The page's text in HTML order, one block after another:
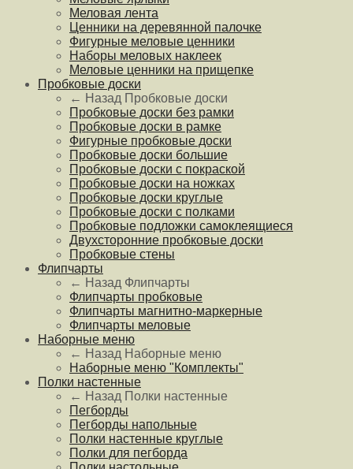
Меловая лента
Ценники на деревянной палочке
Фигурные меловые ценники
Наборы меловых наклеек
Меловые ценники на прищепке
Пробковые доски
← Назад Пробковые доски
Пробковые доски без рамки
Пробковые доски в рамке
Фигурные пробковые доски
Пробковые доски большие
Пробковые доски с покраской
Пробковые доски на ножках
Пробковые доски круглые
Пробковые доски с полками
Пробковые подложки самоклеящиеся
Двухсторонние пробковые доски
Пробковые стены
Флипчарты
← Назад Флипчарты
Флипчарты пробковые
Флипчарты магнитно-маркерные
Флипчарты меловые
Наборные меню
← Назад Наборные меню
Наборные меню "Комплекты"
Полки настенные
← Назад Полки настенные
Пегборды
Пегборды напольные
Полки настенные круглые
Полки для пегборда